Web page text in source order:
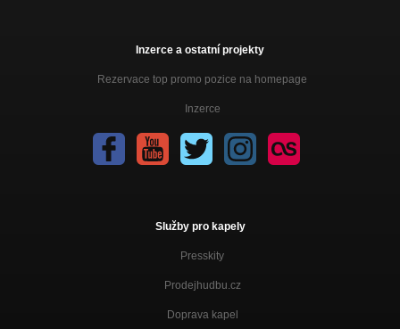
Inzerce a ostatní projekty
Rezervace top promo pozice na homepage
Inzerce
Služby pro kapely
Presskity
Prodejhudbu.cz
Doprava kapel